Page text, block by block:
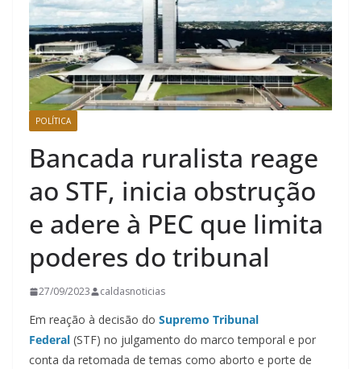
POLÍTICA
Bancada ruralista reage
ao STF, inicia obstrução
e adere à PEC que limita
poderes do tribunal
27/09/2023 caldasnoticias
Em reação à decisão do Supremo Tribunal
Federal (STF) no julgamento do marco temporal e por
conta da retomada de temas como aborto e porte de